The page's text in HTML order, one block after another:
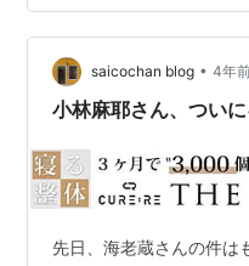
タルホロスコープから小
ていきましょう。 小林
や意思決定の基準 蟹座
に人生の意義を見出す…
saicochan blog • 4年
小林麻耶さん、つい
先日、海老蔵さんの件は